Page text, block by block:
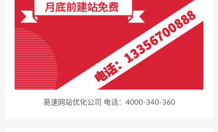
易速网站优化公司 电话：4000-340-360